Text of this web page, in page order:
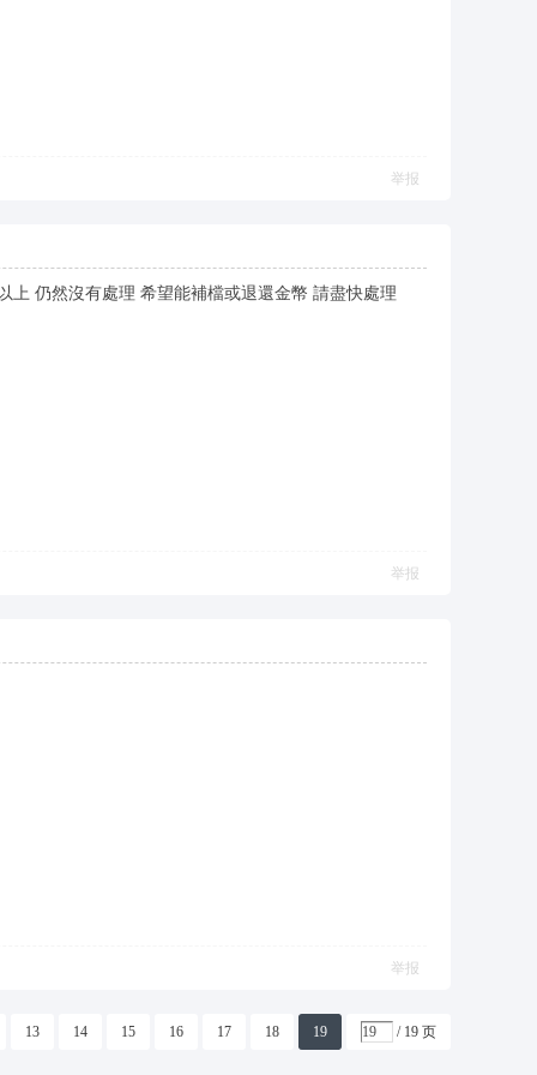
举报
仍然沒有處理 希望能補檔或退還金幣 請盡快處理
举报
举报
13 14 15 16 17 18 19 / 19 页